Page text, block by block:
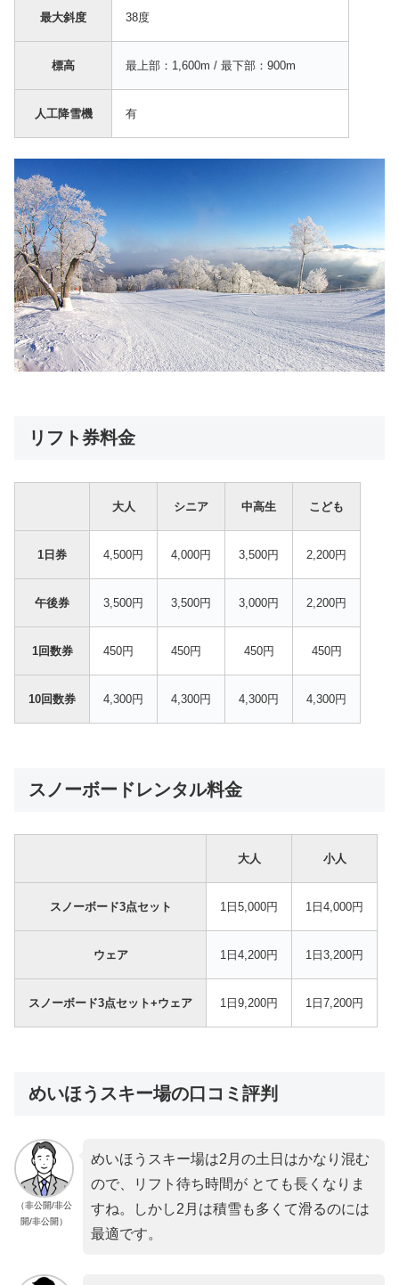
最大斜度 38度
標高 最上部：1,600m / 最下部：900m
人工降雪機 有
リフト券料金
大人 シニア 中高生 こども
1日券 4,500円 4,000円 3,500円 2,200円
午後券 3,500円 3,500円 3,000円 2,200円
1回数券 450円 450円 450円 450円
10回数券 4,300円 4,300円 4,300円 4,300円
スノーボードレンタル料金
大人 小人
スノーボード3点セット 1日5,000円 1日4,000円
ウェア 1日4,200円 1日3,200円
スノーボード3点セット+ウェア 1日9,200円 1日7,200円
めいほうスキー場の口コミ評判
（非公開/非公
開/非公開）
めいほうスキー場は2月の土日はかなり混む
ので、リフト待ち時間が とても長くなりま
すね。しかし2月は積雪も多くて滑るのには
最適です。